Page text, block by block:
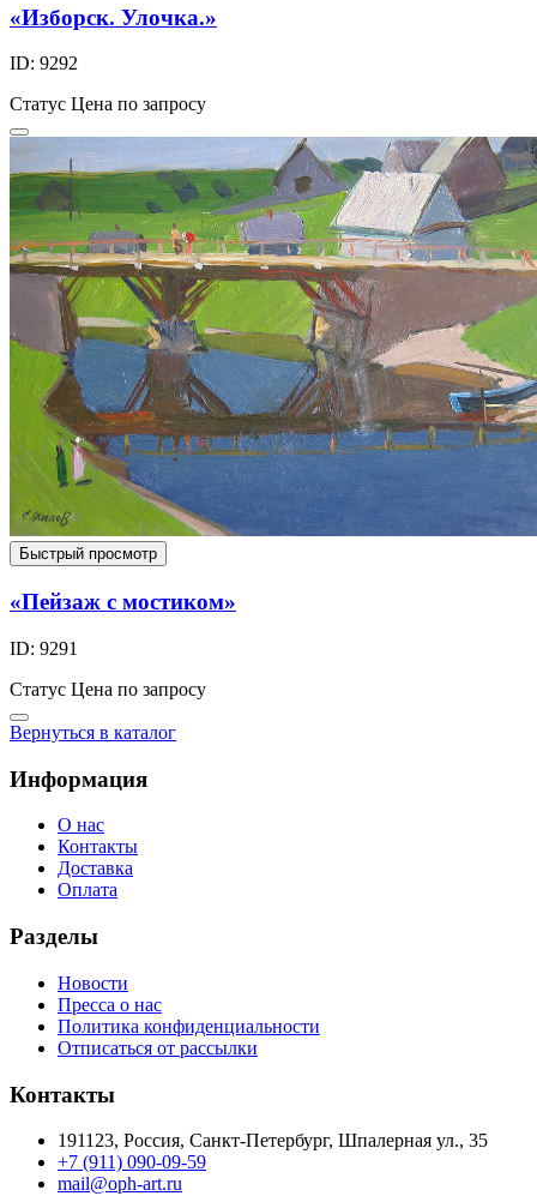
«Изборск. Улочка.»
ID: 9292
Статус Цена по запросу
Быстрый просмотр
«Пейзаж с мостиком»
ID: 9291
Статус Цена по запросу
Вернуться в каталог
Информация
О нас
Контакты
Доставка
Оплата
Разделы
Новости
Пресса о нас
Политика конфиденциальности
Отписаться от рассылки
Контакты
191123, Россия, Санкт-Петербург, Шпалерная ул., 35
+7 (911) 090-09-59
mail@oph-art.ru